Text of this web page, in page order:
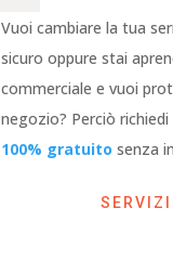
Vuoi cambiare la tua
sicuro oppure stai
commerciale e vuoi
negozio? Perciò richiedi
100% gratuito senza